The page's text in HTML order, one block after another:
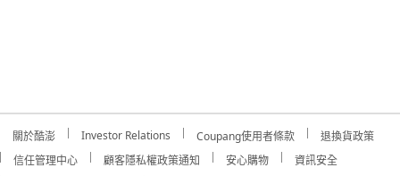
關於酷澎 Investor Relations Coupang使用者條款
退換貨政策
信任管理中心
顧客隱私權政策通知 安心購物
資訊安全